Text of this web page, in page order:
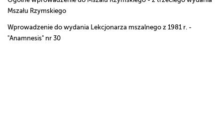
Mszału Rzymskiego
Wprowadzenie do wydania Lekcjonarza mszalnego z 1981 r. -
"Anamnesis" nr 30